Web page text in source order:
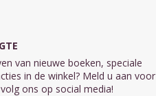
van nieuwe boeken, speciale
in de winkel? Meld u aan voor
ons op social media!